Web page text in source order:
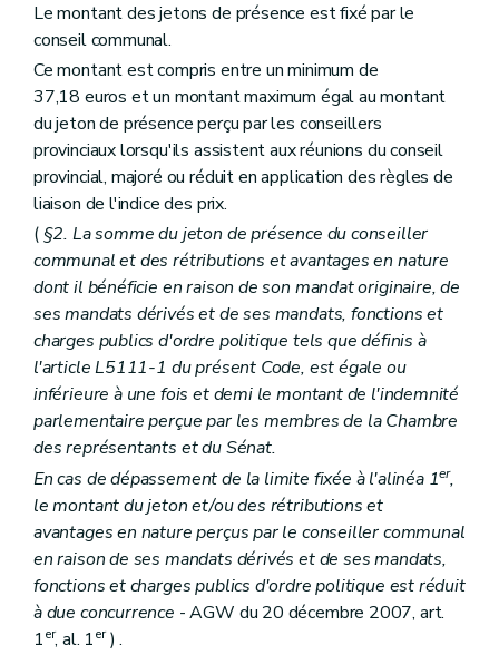
Art. L1332-14
Art. L1332-15
Art. L1332-16
Art. L1332-17
Art. L1332-18
Art. L1332-19
Art. L1332-20
Art. L1332-21
Art. L1332-22
Art. L1332-23
Art. L1332-24
Art. L1332-25
Art. L1332-26
Art. L1332-27
Art. L1332-28
Art. L1332-29
Art. L1332-30
Art. L1332-31
Livre IV Organes territoriaux intracommunaux
Titre premier Organisation des organes territoriaux intracommunaux
Chapitre premier Dispositions générales
Chapitre II Les conseils de (secteur)
Section première Mode de désignation et statut des conseillers de (secteur)
Art. L1412-1
Section 2
Réunions, discussions et décisions des conseils de (secteur)
Art. L1412-2
Art. L1412-3
Section 3 Attributions
Le montant des jetons de présence est fixé par le
conseil communal.
Ce montant est compris entre un minimum de
37,18 euros et un montant maximum égal au montant
du jeton de présence perçu par les conseillers
provinciaux lorsqu'ils assistent aux réunions du conseil
provincial, majoré ou réduit en application des règles de
liaison de l'indice des prix.
(§2. La somme du jeton de présence du conseiller
communal et des rétributions et avantages en nature
dont il bénéficie en raison de son mandat originaire, de
ses mandats dérivés et de ses mandats, fonctions et
charges publics d'ordre politique tels que définis à
l'article L5111-1 du présent Code, est égale ou
inférieure à une fois et demi le montant de l'indemnité
parlementaire perçue par les membres de la Chambre
des représentants et du Sénat.
En cas de dépassement de la limite fixée à l'alinéa 1er,
le montant du jeton et/ou des rétributions et
avantages en nature perçus par le conseiller communal
en raison de ses mandats dérivés et de ses mandats,
fonctions et charges publics d'ordre politique est réduit
à due concurrence - AGW du 20 décembre 2007, art.
1er, al. 1er) .